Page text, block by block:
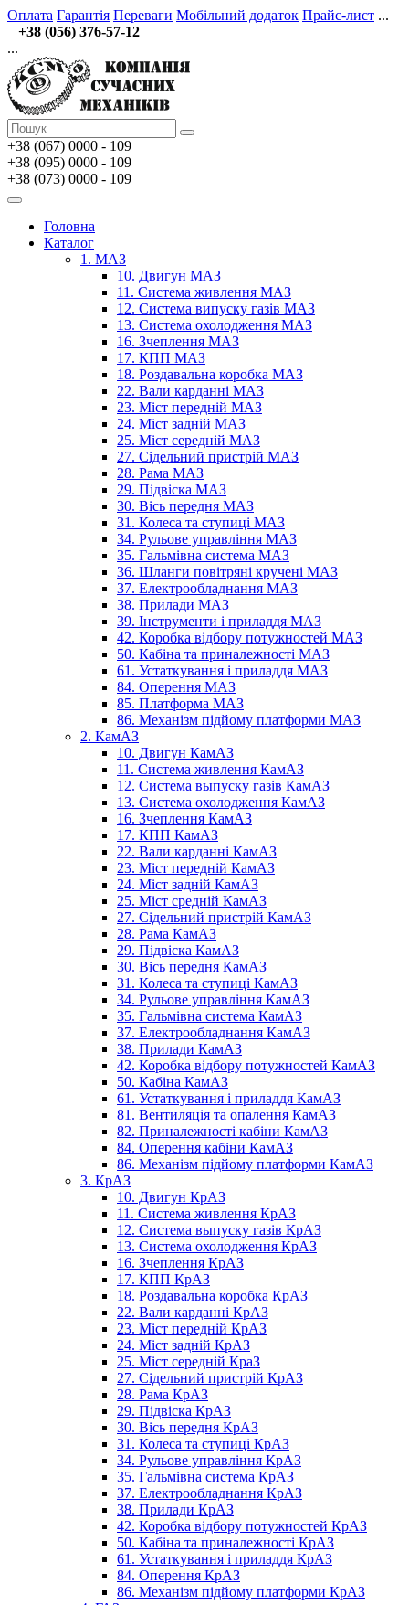
Оплата Гарантія Переваги Мобільний додаток Прайс-лист ...
+38 (056) 376-57-12
...
+38 (067) 0000 - 109
+38 (095) 0000 - 109
+38 (073) 0000 - 109
Головна
Каталог
1. МАЗ
10. Двигун МАЗ
11. Система живлення МАЗ
12. Система випуску газів МАЗ
13. Система охолодження МАЗ
16. Зчеплення МАЗ
17. КПП МАЗ
18. Роздавальна коробка МАЗ
22. Вали карданні МАЗ
23. Міст передній МАЗ
24. Міст задній МАЗ
25. Міст середній МАЗ
27. Сідельний пристрій МАЗ
28. Рама МАЗ
29. Підвіска МАЗ
30. Вісь передня МАЗ
31. Колеса та ступиці МАЗ
34. Рульове управління МАЗ
35. Гальмівна система МАЗ
36. Шланги повітряні кручені МАЗ
37. Електрообладнання МАЗ
38. Прилади МАЗ
39. Інструменти і приладдя МАЗ
42. Коробка відбору потужностей МАЗ
50. Кабіна та приналежності МАЗ
61. Устаткування і приладдя МАЗ
84. Оперення МАЗ
85. Платформа МАЗ
86. Механізм підйому платформи МАЗ
2. КамАЗ
10. Двигун КамАЗ
11. Система живлення КамАЗ
12. Система выпуску газів КамАЗ
13. Система охолодження КамАЗ
16. Зчеплення КамАЗ
17. КПП КамАЗ
22. Вали карданні КамАЗ
23. Міст передній КамАЗ
24. Міст задній КамАЗ
25. Міст средній КамАЗ
27. Сідельний пристрій КамАЗ
28. Рама КамАЗ
29. Підвіска КамАЗ
30. Вісь передня КамАЗ
31. Колеса та ступиці КамАЗ
34. Рульове управління КамАЗ
35. Гальмівна система КамАЗ
37. Електрообладнання КамАЗ
38. Прилади КамАЗ
42. Коробка відбору потужностей КамАЗ
50. Кабіна КамАЗ
61. Устаткування і приладдя КамАЗ
81. Вентиляція та опалення КамАЗ
82. Приналежності кабіни КамАЗ
84. Оперення кабіни КамАЗ
86. Механізм підйому платформи КамАЗ
3. КрАЗ
10. Двигун КрАЗ
11. Система живлення КрАЗ
12. Система выпуску газів КрАЗ
13. Система охолодження КрАЗ
16. Зчеплення КрАЗ
17. КПП КрАЗ
18. Роздавальна коробка КрАЗ
22. Вали карданні КрАЗ
23. Міст передній КрАЗ
24. Міст задній КрАЗ
25. Міст середній КраЗ
27. Сідельний пристрій КрАЗ
28. Рама КрАЗ
29. Підвіска КрАЗ
30. Вісь передня КрАЗ
31. Колеса та ступиці КрАЗ
34. Рульове управління КрАЗ
35. Гальмівна система КрАЗ
37. Електрообладнання КрАЗ
38. Прилади КрАЗ
42. Коробка відбору потужностей КрАЗ
50. Кабіна та приналежності КрАЗ
61. Устаткування і приладдя КрАЗ
84. Оперення КрАЗ
86. Механізм підйому платформи КрАЗ